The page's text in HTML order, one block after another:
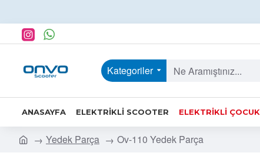
Kategoriler
ANASAYFA ELEKTRIKLI SCOOTER ELEKTRIKLI
Yedek Parça Ov-110 Yedek Parça